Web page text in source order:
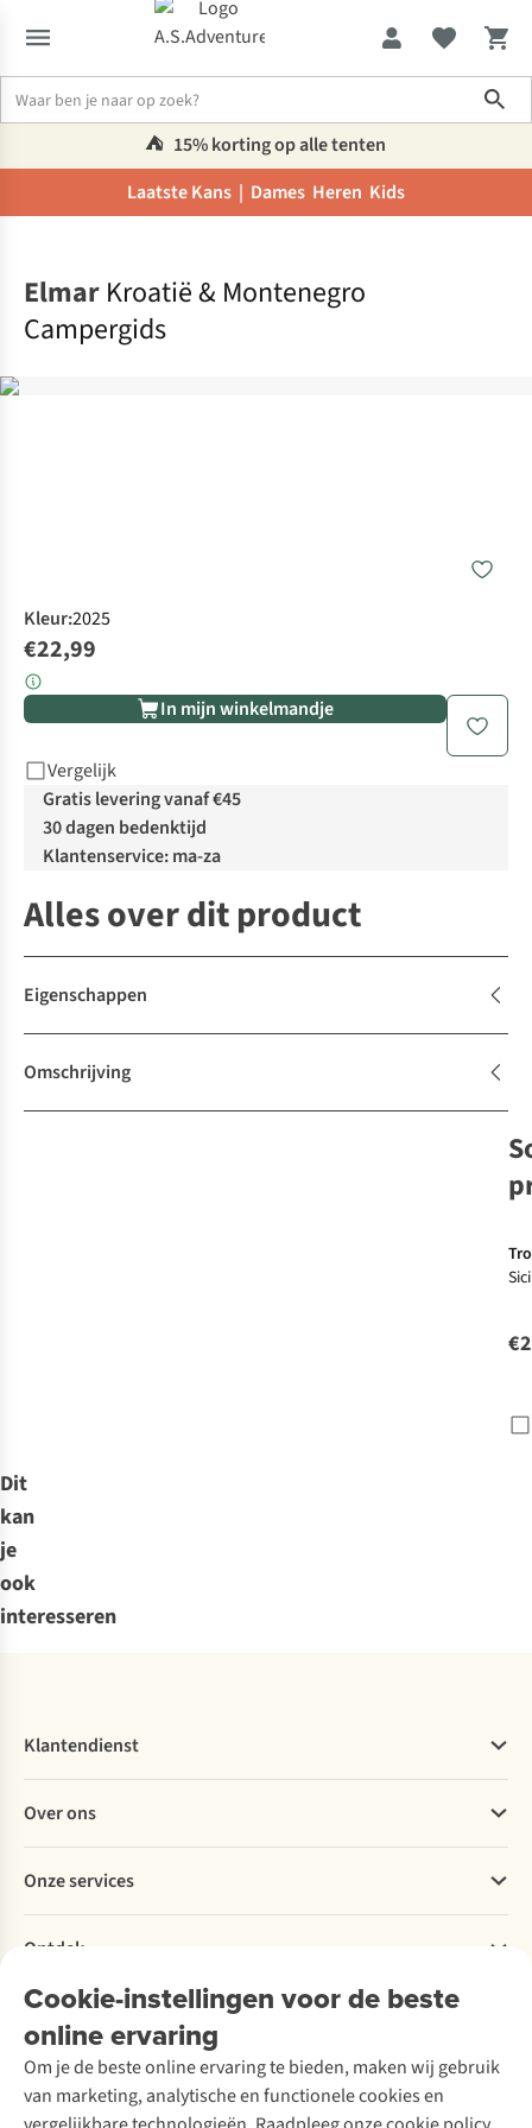
⛺️ 15% korting op alle tenten
Laatste Kans | Dames Heren Kids
Elmar Kroatië & Montenegro
Campergids
Kleur:2025
€22,99
In mijn winkelmandje
Vergelijk
Gratis levering vanaf €45
30 dagen bedenktijd
Klantenservice: ma-za
Alles over dit product
Eigenschappen
Omschrijving
Dit
kan
je
ook
interesseren
Cookie-instellingen voor de beste
online ervaring
Om je de beste online ervaring te bieden, maken wij gebruik
van marketing, analytische en functionele cookies en
Klantendienst
Bestellen
Betalen
Levering
Retourneren
Bestelling herroepen
Garantie
Contact
Over ons
Explore More
Verantwoord ondernemen
Over Ayacucho
Onze winkels
Over A.S.Adventure
Toegankelijkheidsverklaring
Onze services
Ski-onderhoud
Wasservice
Schoenonderhoud
Schoenherstelling
Kledingherstelling
Ontdek
A.S.Magazine
Podcast
Explore Academy
Explore Camp
Gear Check
Meld je aan voor de nieuwsbrief